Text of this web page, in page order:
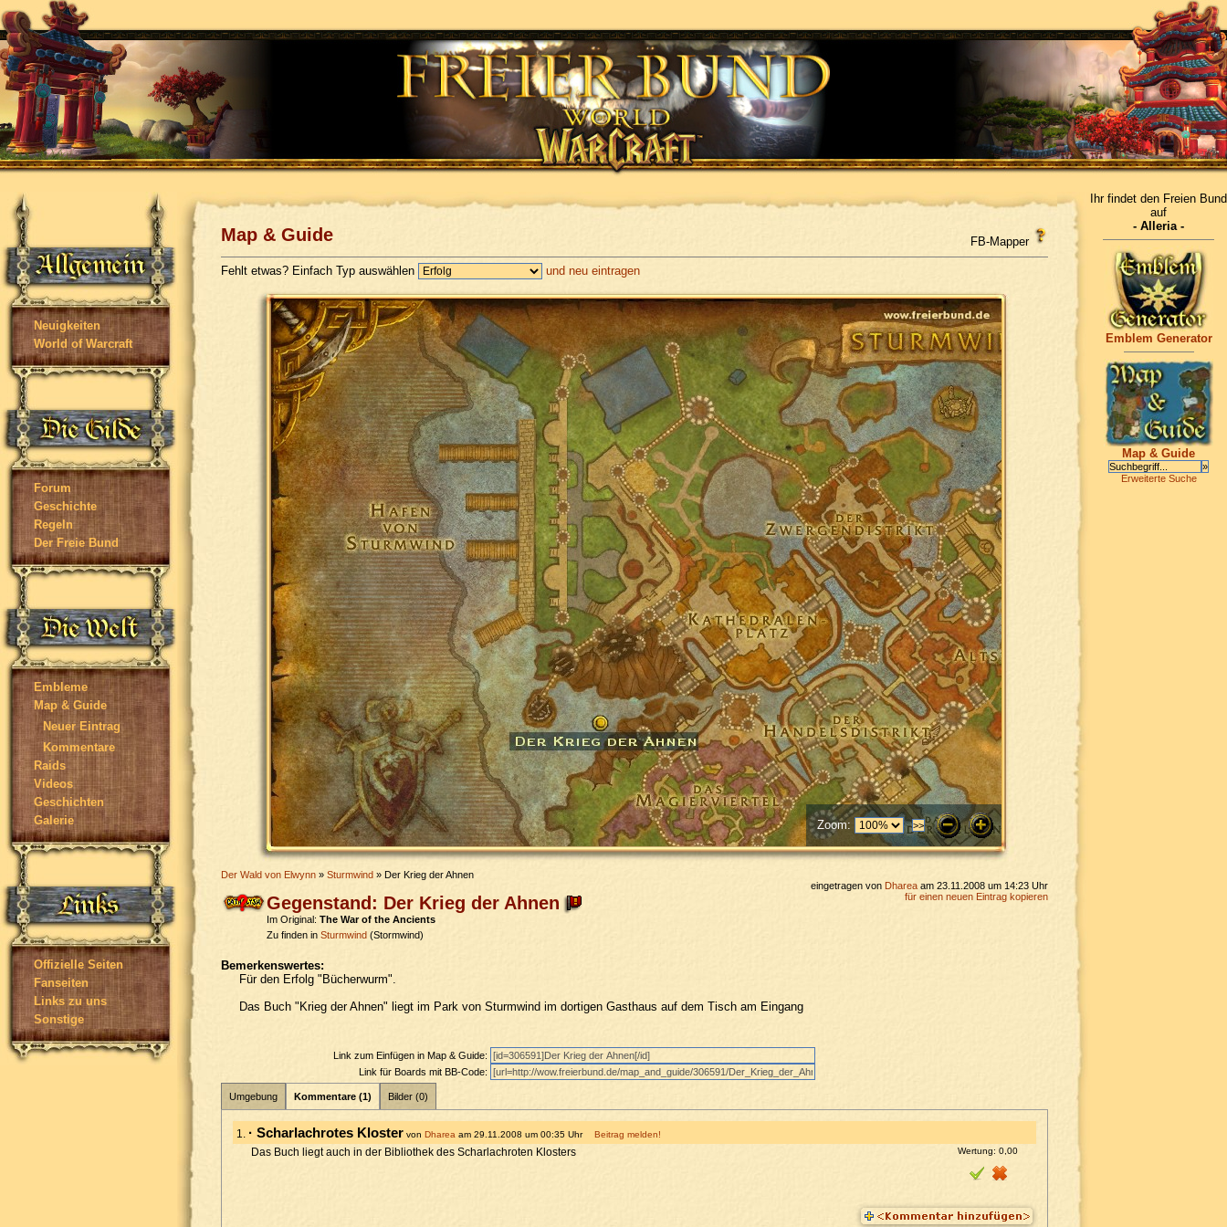
Neuigkeiten
World of Warcraft
Forum
Geschichte
Regeln
Der Freie Bund
Embleme
Map & Guide
Neuer Eintrag
Kommentare
Raids
Videos
Geschichten
Galerie
Offizielle Seiten
Fanseiten
Links zu uns
Sonstige
Map & Guide FB-Mapper
Fehlt etwas? Einfach Typ auswählen und neu eintragen
Zoom:
Der Wald von Elwynn » Sturmwind » Der Krieg der Ahnen
eingetragen von Dharea am 23.11.2008 um 14:23 Uhr
für einen neuen Eintrag kopieren
Gegenstand: Der Krieg der Ahnen
Im Original: The War of the Ancients
Zu finden in Sturmwind (Stormwind)
Bemerkenswertes:
Für den Erfolg "Bücherwurm".
Das Buch "Krieg der Ahnen" liegt im Park von Sturmwind im dortigen Gasthaus auf dem Tisch am Eingang
Link zum Einfügen in Map & Guide:
Link für Boards mit BB-Code:
Umgebung Kommentare (1) Bilder (0)
1. · Scharlachrotes Kloster von Dharea am 29.11.2008 um 00:35 Uhr
Beitrag melden!
Wertung: 0,00
Das Buch liegt auch in der Bibliothek des Scharlachroten Klosters
Ihr findet den Freien Bund
auf
- Alleria -
Emblem Generator
Map & Guide
Erweiterte Suche